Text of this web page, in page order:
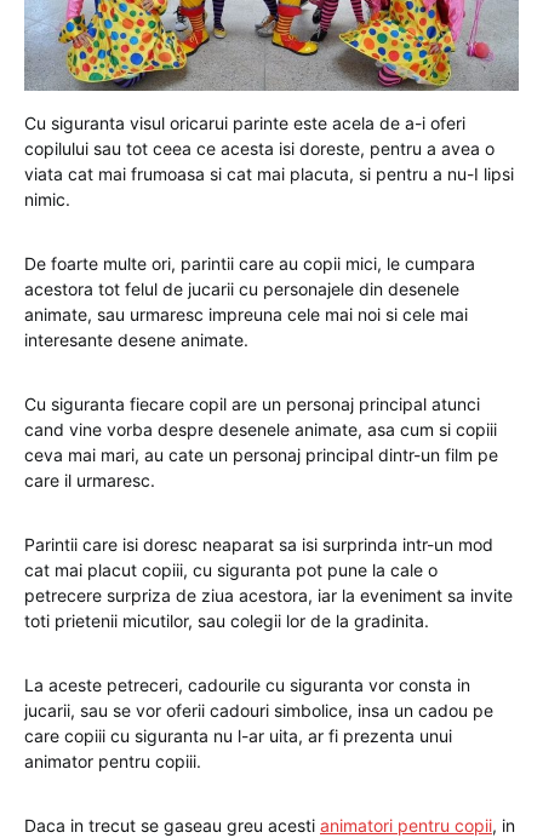
Cu siguranta visul oricarui parinte este acela de a-i oferi
copilului sau tot ceea ce acesta isi doreste, pentru a avea o
viata cat mai frumoasa si cat mai placuta, si pentru a nu-I lipsi
nimic.
De foarte multe ori, parintii care au copii mici, le cumpara
acestora tot felul de jucarii cu personajele din desenele
animate, sau urmaresc impreuna cele mai noi si cele mai
interesante desene animate.
Cu siguranta fiecare copil are un personaj principal atunci
cand vine vorba despre desenele animate, asa cum si copiii
ceva mai mari, au cate un personaj principal dintr-un film pe
care il urmaresc.
Parintii care isi doresc neaparat sa isi surprinda intr-un mod
cat mai placut copiii, cu siguranta pot pune la cale o
petrecere surpriza de ziua acestora, iar la eveniment sa invite
toti prietenii micutilor, sau colegii lor de la gradinita.
La aceste petreceri, cadourile cu siguranta vor consta in
jucarii, sau se vor oferii cadouri simbolice, insa un cadou pe
care copiii cu siguranta nu l-ar uita, ar fi prezenta unui
animator pentru copiii.
Daca in trecut se gaseau greu acesti animatori pentru copii, in